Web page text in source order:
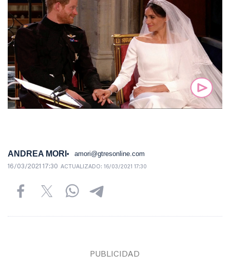
ANDREA MORI amori@gtresonline.com
16/03/2021 17:30 ACTUALIZADO: 16/03/2021 17:30